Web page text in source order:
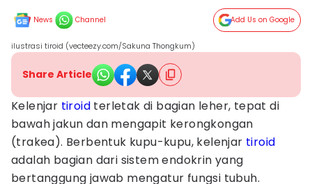
News Channel Add Us on Google
ilustrasi tiroid (vecteezy.com/Sakuna Thongkum)
Share Article
Kelenjar tiroid terletak di bagian leher, tepat di
bawah jakun dan mengapit kerongkongan
(trakea). Berbentuk kupu-kupu, kelenjar tiroid
adalah bagian dari sistem endokrin yang
bertanggung jawab mengatur fungsi tubuh.